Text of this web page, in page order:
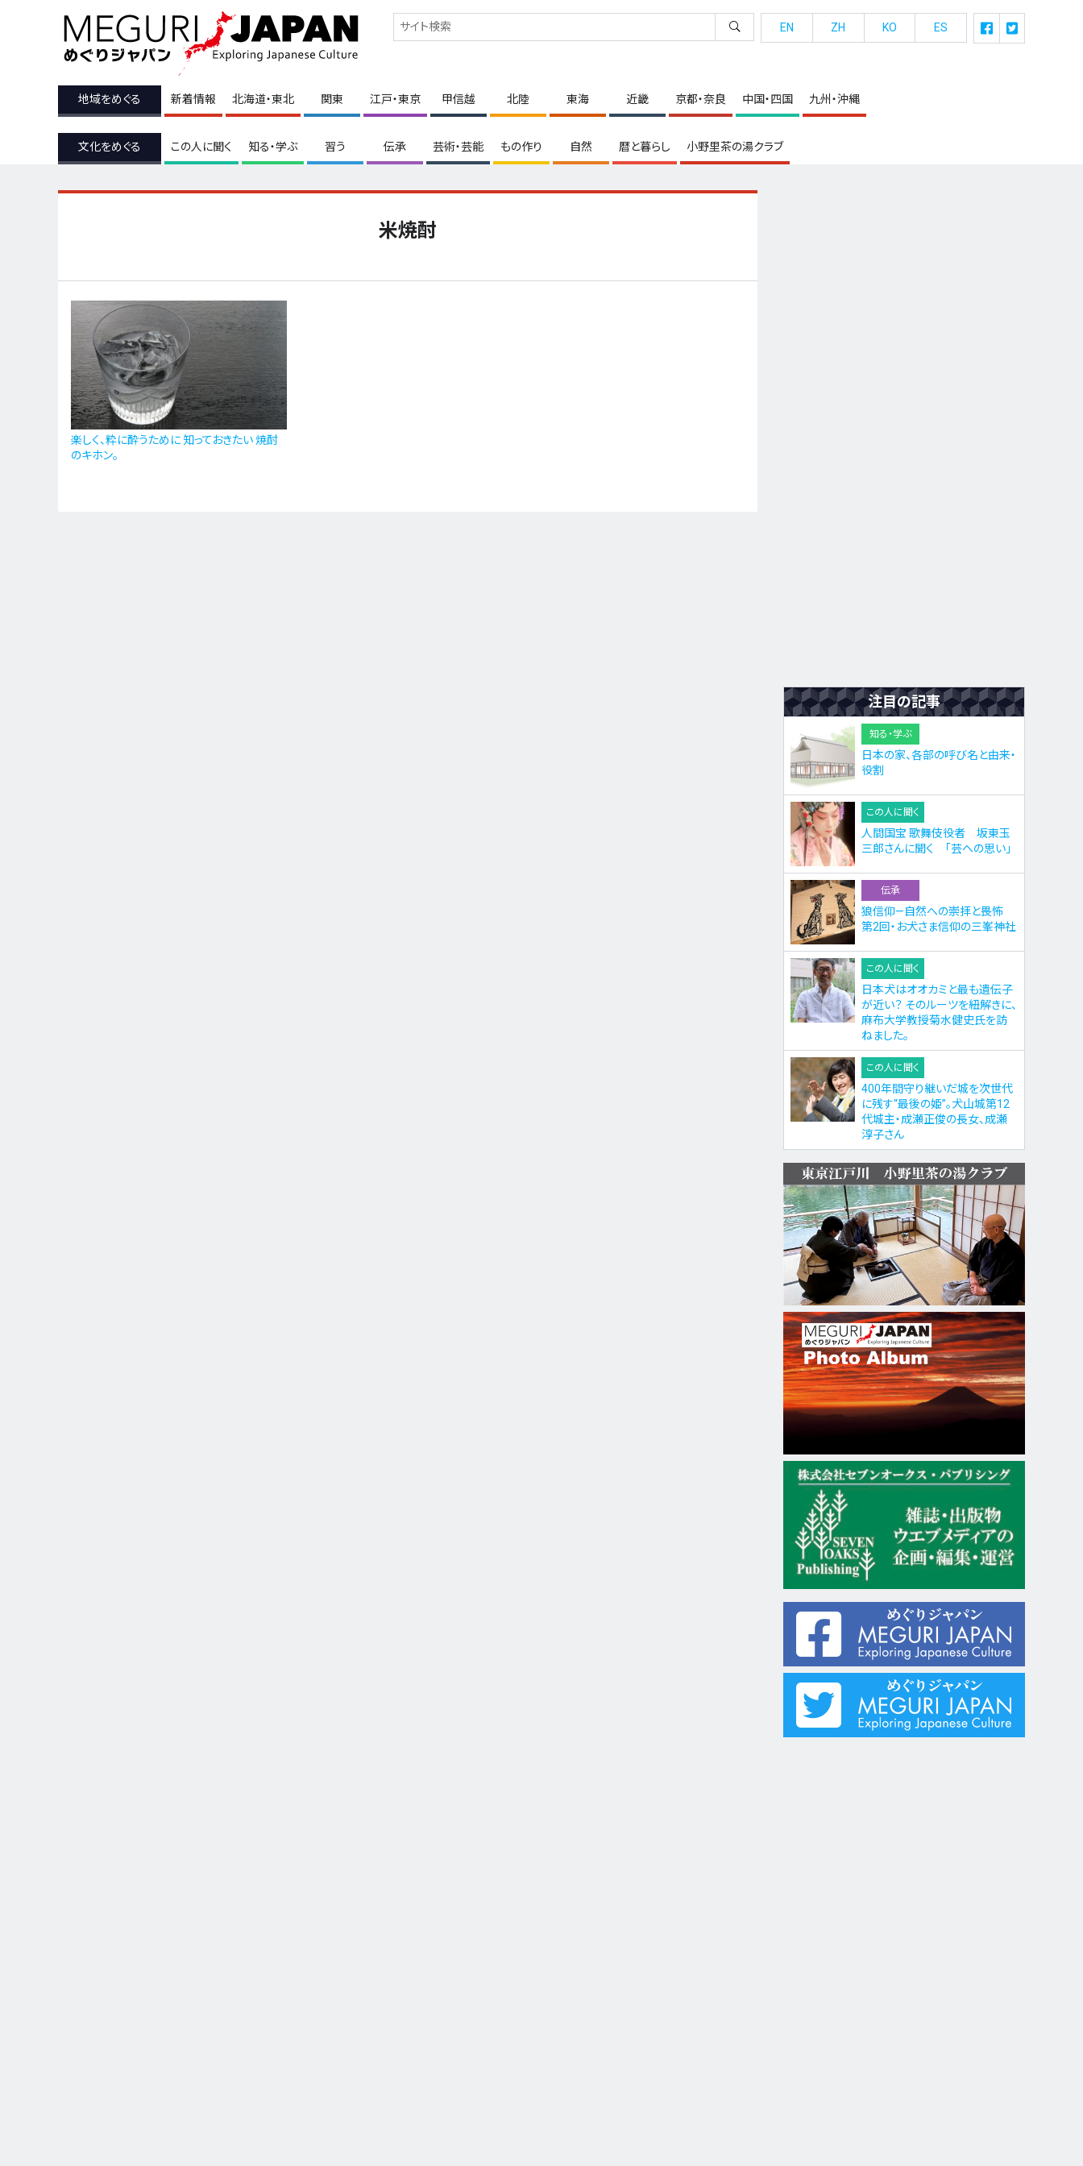
地域をめぐる 新着情報 北海道・東北 関東 江戸・東京 甲信越 北陸 東海 近畿 京都・奈良 中国・四国 九州・沖縄
文化をめぐる この人に聞く 知る・学ぶ 習う 伝承 芸術・芸能 もの作り 自然 暦と暮らし 小野里茶の湯クラブ
EN ZH KO ES
米焼酎
楽しく、粋に酔うために 知っておきたい 焼酎
のキホン。
注目の記事
知る・学ぶ
日本の家、各部の呼び名と由来・
役割
この人に聞く
人間国宝 歌舞伎役者 坂東玉
三郎さんに聞く 「芸への思い」
伝承
狼信仰—自然への崇拝と畏怖
第2回・お犬さま信仰の三峯神社
この人に聞く
日本犬はオオカミと最も遺伝子
が近い？ そのルーツを紐解きに、
麻布大学教授菊水健史氏を訪
ねました。
この人に聞く
400年間守り継いだ城を次世代
に残す“最後の姫”。犬山城第12
代城主・成瀬正俊の長女、成瀬
淳子さん